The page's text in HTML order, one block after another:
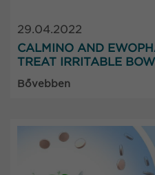
29.04.2022
CALMINO AND
TREAT IRRITABLE
Bővebben